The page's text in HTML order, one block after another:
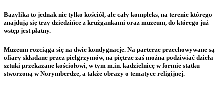
Bazylika to jednak nie tylko kościół, ale cały kompleks, na terenie którego
znajdują się trzy dziedzińce z krużgankami oraz muzeum, do którego już
wstęp jest płatny.
Muzeum rozciąga się na dwie kondygnacje. Na parterze przechowywane są
ofiary składane przez pielgrzymów, na piętrze zaś można podziwiać dzieła
sztuki przekazane kościołowi, w tym m.in. kadzielnicę w formie statku
stworzoną w Norymberdze, a także obrazy o tematyce religijnej.